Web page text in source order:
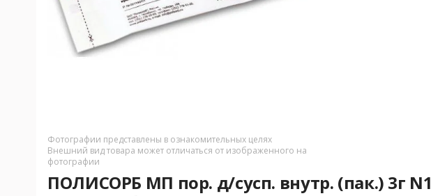
Фотографии представлены в ознакомительных целях
Внешний вид товара может отличаться от изображенного на
фотографии
ПОЛИСОРБ МП пор. д/сусп. внутр. (пак.) 3г N1